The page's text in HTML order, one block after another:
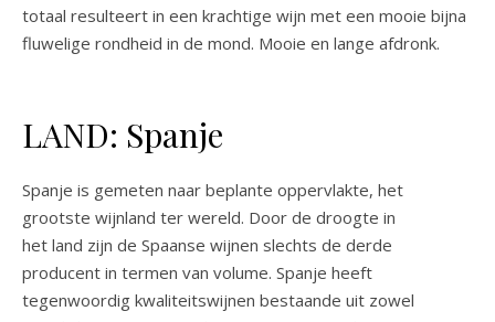
totaal resulteert in een krachtige wijn met een mooie bijna
fluwelige rondheid in de mond. Mooie en lange afdronk.
LAND: Spanje
Spanje is gemeten naar beplante oppervlakte, het
grootste wijnland ter wereld. Door de droogte in
het land zijn de Spaanse wijnen slechts de derde
producent in termen van volume. Spanje heeft
tegenwoordig kwaliteitswijnen bestaande uit zowel